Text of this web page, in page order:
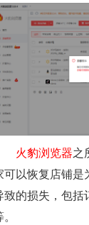
火豹浏览器之
可以恢复店铺是
致的损失，包括